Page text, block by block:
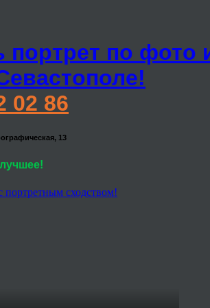
портрет по фото
02 86
13
портретным сходством!